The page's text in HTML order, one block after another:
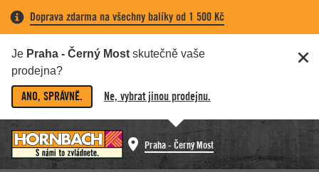
Doprava zdarma na všechny balíky od 1 500 Kč
Je Praha - Černý Most skutečně vaše
prodejna?
ANO, SPRÁVNĚ. Ne, vybrat jinou prodejnu.
Praha - Černý Most